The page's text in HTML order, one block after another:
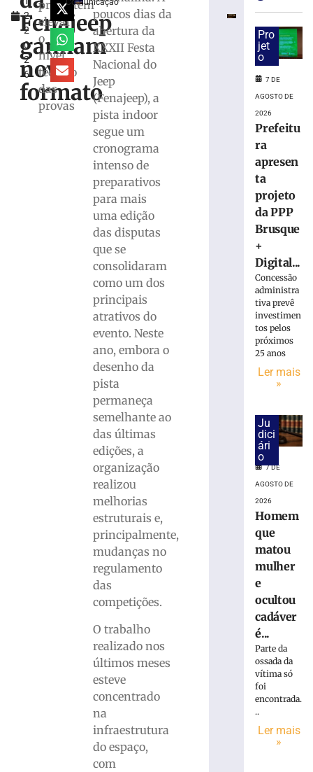
2,
2
0
2
6
Fenajeep
ganham
novo
formato
prometem
elevar
o
nível
técnico
das
provas
Comunicação
poucos dias da
abertura da
XXXII Festa
Nacional do
Jeep
(Fenajeep), a
pista indoor
segue um
cronograma
intenso de
preparativos
para mais
uma edição
das disputas
que se
consolidaram
como um dos
principais
atrativos do
evento. Neste
ano, embora o
desenho da
pista
permaneça
semelhante ao
das últimas
edições, a
organização
realizou
melhorias
estruturais e,
principalmente,
mudanças no
regulamento
das
competições.
O trabalho
realizado nos
últimos meses
esteve
concentrado
na
infraestrutura
do espaço,
com
conta
de
Brusque
edição
Rodeio
Crioulo
Nacional
Feira
Livre
Schlosser
horário
especial
Brusque
ABEL
Vôlei
estreia
Campeonato
Estadual
Pro
jet
o
7 DE
AGOSTO DE
2026
Prefeitu
ra
apresen
ta
projeto
da PPP
Brusque
+
Digital...
Concessão
administra
tiva prevê
investimen
tos pelos
próximos
25 anos
Ler mais
»
Ju
dici
ári
o
7 DE
AGOSTO DE
2026
Homem
que
matou
mulher
e
ocultou
cadáver
é...
Parte da
ossada da
vítima só
foi
encontrada.
..
Ler mais
»